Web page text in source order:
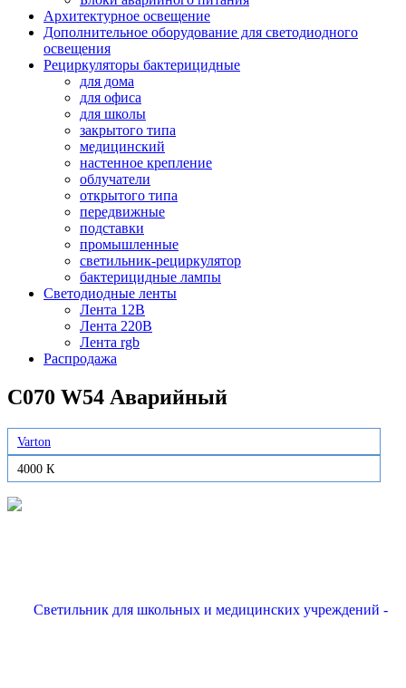
Архитектурное освещение
Дополнительное оборудование для светодиодного
освещения
Рециркуляторы бактерицидные
для дома
для офиса
для школы
закрытого типа
медицинский
настенное крепление
облучатели
открытого типа
передвижные
подставки
промышленные
светильник-рециркулятор
бактерицидные лампы
Светодиодные ленты
Лента 12В
Лента 220В
Лента rgb
Распродажа
C070 W54 Аварийный
Varton
4000 К